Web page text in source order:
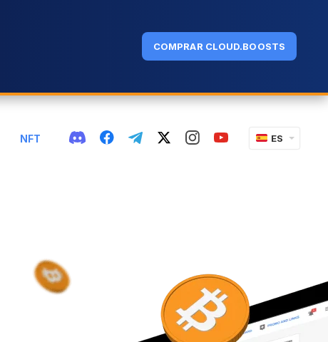
COMPRAR CLOUD.BOOSTS
NFT ES